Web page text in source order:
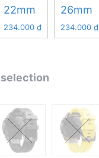
22mm
234.000 ₫
26mm
234.000 ₫
selection